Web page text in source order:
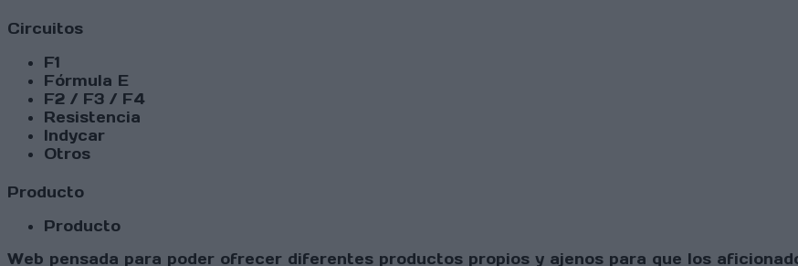
Circuitos
F1
Fórmula E
F2 / F3 / F4
Resistencia
Indycar
Otros
Producto
Producto
Web pensada para poder ofrecer diferentes productos propios y ajenos para que los